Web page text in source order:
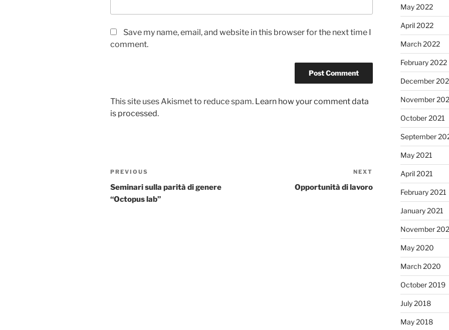
Save my name, email, and website in this browser for the next time I
comment.
This site uses Akismet to reduce spam. Learn how your comment data
is processed.
Post
navigation
Previous
Post
PREVIOUS
Seminari sulla parità di genere
“Octopus lab”
Post
NEXT
Opportunità di lavoro
May 2022
April 2022
March 2022
February 2022
December
November
October 2021
September
May 2021
April 2021
February 2021
January 2021
November
May 2020
March 2020
October 2019
July 2018
May 2018